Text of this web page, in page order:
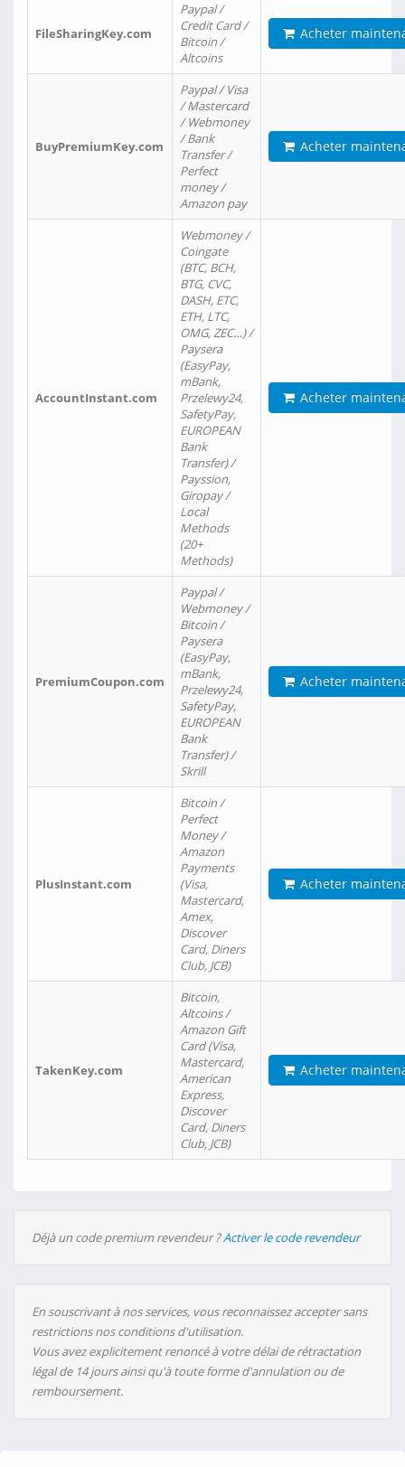
FileSharingKey.com
Paypal /
Credit Card /
Bitcoin /
Altcoins
Acheter
BuyPremiumKey.com
Paypal / Visa
/ Mastercard
/ Webmoney
/ Bank
Transfer /
Perfect
money /
Amazon pay
Acheter
AccountInstant.com
Webmoney /
Coingate
(BTC, BCH,
BTG, CVC,
DASH, ETC,
ETH, LTC,
OMG, ZEC…) /
Paysera
(EasyPay,
mBank,
Przelewy24,
SafetyPay,
EUROPEAN
Bank
Transfer) /
Payssion,
Giropay /
Local
Methods
(20+
Methods)
Acheter
PremiumCoupon.com
Paypal /
Webmoney /
Bitcoin /
Paysera
(EasyPay,
mBank,
Przelewy24,
SafetyPay,
EUROPEAN
Bank
Transfer) /
Skrill
Acheter
PlusInstant.com
Bitcoin /
Perfect
Money /
Amazon
Payments
(Visa,
Mastercard,
Amex,
Discover
Card, Diners
Club, JCB)
Acheter
TakenKey.com
Bitcoin,
Altcoins /
Amazon Gift
Card (Visa,
Mastercard,
American
Express,
Discover
Card, Diners
Club, JCB)
Acheter
Déjà un code premium revendeur ?Activer le code revendeur
En souscrivant à nos services, vous reconnaissez accepter sans
restrictions nos conditions d'utilisation.
Vous avez explicitement renoncé à votre délai de rétractation
légal de 14 jours ainsi qu'à toute forme d'annulation ou de
remboursement.